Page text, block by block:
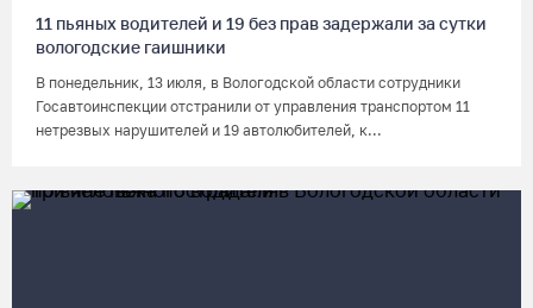
11 пьяных водителей и 19 без прав задержали за сутки
вологодские гаишники
В понедельник, 13 июля, в Вологодской области сотрудники
Госавтоинспекции отстранили от управления транспортом 11
нетрезвых нарушителей и 19 автолюбителей, к...